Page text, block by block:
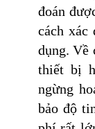
đoán
cách xác
dụng. Về
thiết bị
ngừng
bảo độ